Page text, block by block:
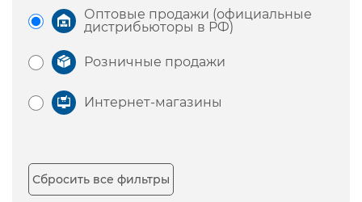
Оптовые продажи (официальные
дистрибьюторы в РФ)
Розничные продажи
Интернет-магазины
Сбросить все фильтры